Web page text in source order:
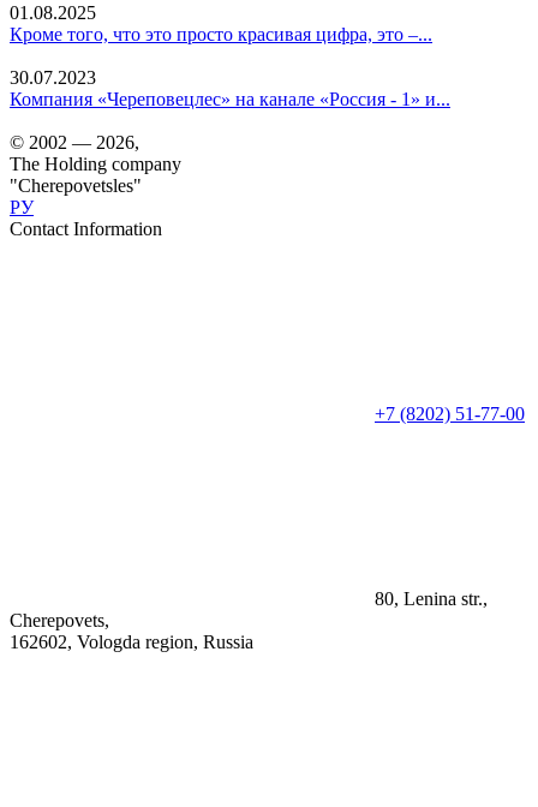
01.08.2025
Кроме того, что это просто красивая цифра, это –...
30.07.2023
Компания «Череповецлес» на канале «Россия - 1» и...
© 2002 — 2026,
The Holding company
"Cherepovetsles"
РУ
Contact Information
+7 (8202) 51-77-00
80, Lenina str.,
Cherepovets,
162602, Vologda region, Russia